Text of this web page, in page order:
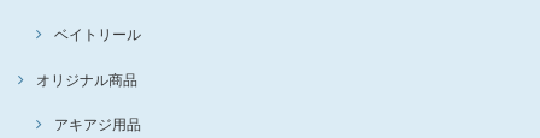
ベイトリール
オリジナル商品
アキアジ用品